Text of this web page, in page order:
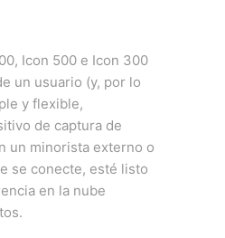
Icon 500 e Icon 300
un usuario (y, por lo
y flexible,
de captura de
un minorista externo o
se conecte, esté listo
en la nube